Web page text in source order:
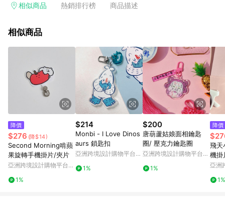
回饋訂單不得享有 Pinkoi 站方優惠，例如首購優惠，P coins，
行為，不具贈點資格，部分退款不在此限。 6. APP 請更新至
貨後 45 天後發送。 8. 群眾募資商品，禮物卡，開館保證金，補
運費，攤位費等不具贈點資格。 9. LINE 購物站上之商品規格、
顏色、價位、贈品如與 Pinkoi 商品資訊頁及購物車不符，以
Pinkoi 購物商品資訊頁及購物車標示為準。 10. 點數紅包使用規
則請以點數紅包活動說明為準。 11. 若於 LINE 購物前往 Pinkoi
頁面後才首次下載 Pinkoi APP 並完成訂單，不符合導購資格；承
上，首次下載 Pinkoi APP 後，需透過 LINE 購物前往 Pinkoi 頁
相似商品 熱銷排行榜 商品描述
相似商品
降價
$276 (降$14)
Second Morning啃蘋
果旋轉手機掛片/夾片
亞洲跨境設計購物平台
1%
$214
Monbi - I Love Dinos
aurs 鎖匙扣
亞洲跨境設計購物平台
1%
$200
唐葫蘆姑娘面相鑰匙
圈/ 壓克力鑰匙圈
亞洲跨境設計購物平台
1%
降價
飛天
機掛
亞洲
1%